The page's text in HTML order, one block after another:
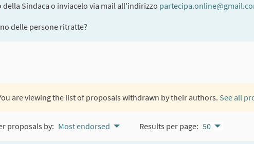
Sindaca o inviacelo via mail all'indirizzo
delle persone ritratte?
are viewing the list of proposals withdrawn by their authors. See all
proposals by: Most endorsed Results per page: 50